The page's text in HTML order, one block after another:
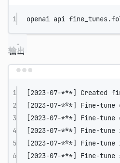
1 openai api
输出
1 [2023-07-***] Created
2
[2023-07-***] Fine-tune
3
[2023-07-***] Fine-tune
4
[2023-07-***] Fine-tune
5
[2023-07-***] Fine-tune
6
[2023-07-***] Fine-tune